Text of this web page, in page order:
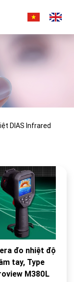
DIAS Infrared
đo nhiệt độ
tay, Type
M380L